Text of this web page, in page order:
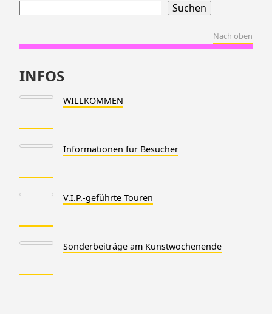
Suchen
Nach oben
INFOS
WILLKOMMEN
Informationen für Besucher
V.I.P.-geführte Touren
Sonderbeiträge am Kunstwochenende